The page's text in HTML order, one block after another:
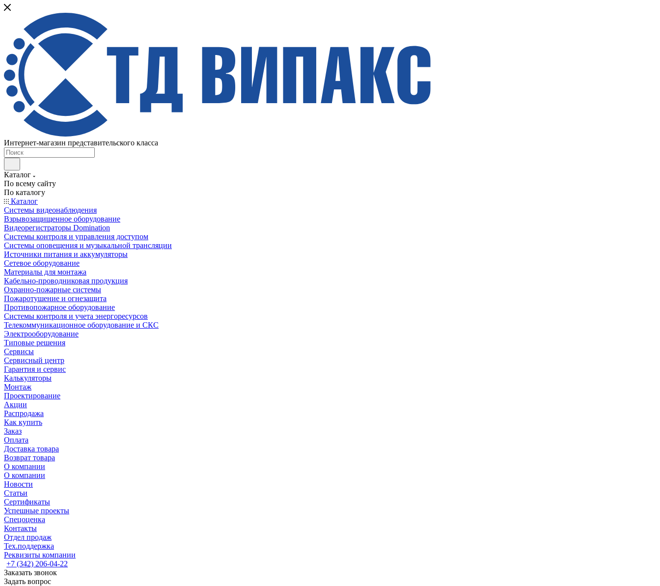
Интернет-магазин представительского класса
Каталог
По всему сайту
По каталогу
Каталог
Системы видеонаблюдения
Взрывозащищенное оборудование
Видеорегистраторы Domination
Системы контроля и управления доступом
Системы оповещения и музыкальной трансляции
Источники питания и аккумуляторы
Сетевое оборудование
Материалы для монтажа
Кабельно-проводниковая продукция
Охранно-пожарные системы
Пожаротушение и огнезащита
Противопожарное оборудование
Системы контроля и учета энергоресурсов
Телекоммуникационное оборудование и СКС
Электрооборудование
Типовые решения
Сервисы
Сервисный центр
Гарантия и сервис
Калькуляторы
Монтаж
Проектирование
Акции
Распродажа
Как купить
Заказ
Оплата
Доставка товара
Возврат товара
О компании
О компании
Новости
Статьи
Сертификаты
Успешные проекты
Спецоценка
Контакты
Отдел продаж
Тех.поддержка
Реквизиты компании
+7 (342) 206-04-22
Заказать звонок
Задать вопрос